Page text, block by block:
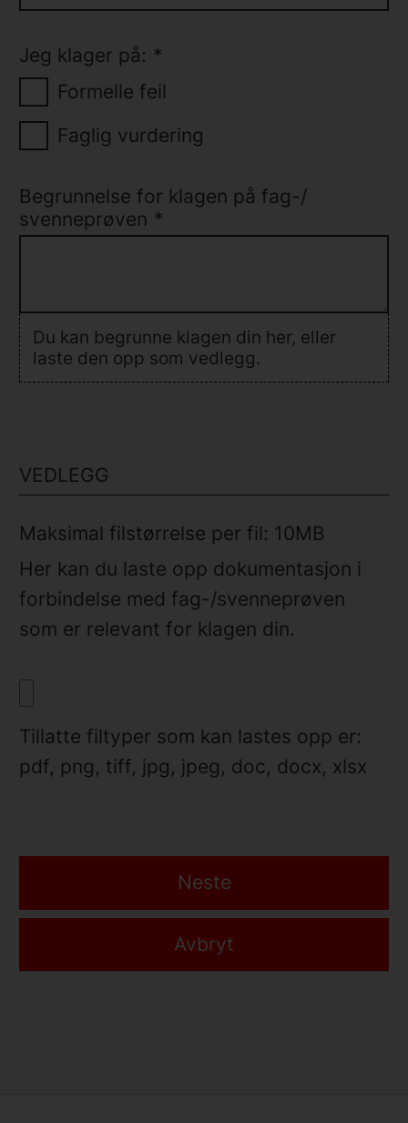
Jeg klager på: *
Formelle feil
Faglig vurdering
Begrunnelse for klagen på fag-/
svenneprøven *
Du kan begrunne klagen din her, eller
laste den opp som vedlegg.
VEDLEGG
Maksimal filstørrelse per fil: 10MB
Her kan du laste opp dokumentasjon i
forbindelse med fag-/svenneprøven
som er relevant for klagen din.
Tillatte filtyper som kan lastes opp er:
pdf, png, tiff, jpg, jpeg, doc, docx, xlsx
Avbryt
Neste